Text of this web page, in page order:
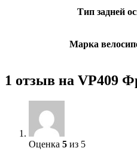
Тип задней
Марка
1 отзыв на VP409
Оценка 5 из 5